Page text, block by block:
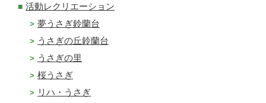
活動レクリエーション
夢うさぎ鈴蘭台
うさぎの丘鈴蘭台
うさぎの里
桜うさぎ
リハ・うさぎ